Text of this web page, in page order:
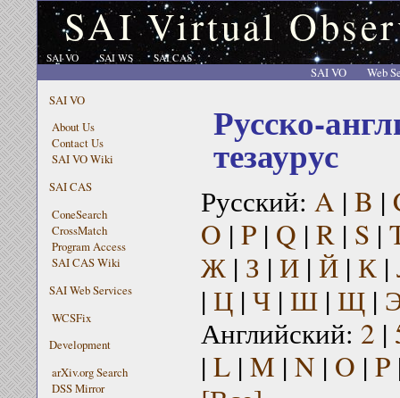
SAI Virtual
SAI VO SAI WS SAI CAS
SAI VO
Web
SAI VO
About Us
Contact Us
SAI VO Wiki
SAI CAS
ConeSearch
CrossMatch
Program Access
SAI CAS Wiki
SAI Web Services
WCSFix
Development
arXiv.org Search
DSS Mirror
Русско-
тезаурус
Русский: A | B |
O | P| Q | R| S |
Ж| З | И| Й| К|
| Ц| Ч| Ш| Щ|
Английский: 2 |
| L| M | N | O | P